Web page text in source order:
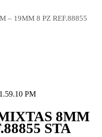
– 19MM 8 PZ REF.88855
8MM
STA